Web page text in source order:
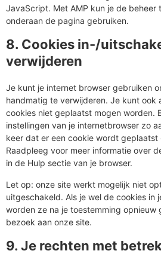
JavaScript. Met AMP kun je de beheer
onderaan de pagina gebruiken.
8. Cookies in-/
verwijderen
Je kunt je internet browser gebruiken
handmatig te verwijderen. Je kunt ook
cookies niet geplaatst mogen worden.
instellingen van je internetbrowser zo
keer dat er een cookie wordt
Raadpleeg voor meer informatie over
in de Hulp sectie van je browser.
Let op: onze site werkt mogelijk niet
uitgeschakeld. Als je wel de cookies in
worden ze na je toestemming opnieuw
bezoek aan onze site.
9. Je rechten met